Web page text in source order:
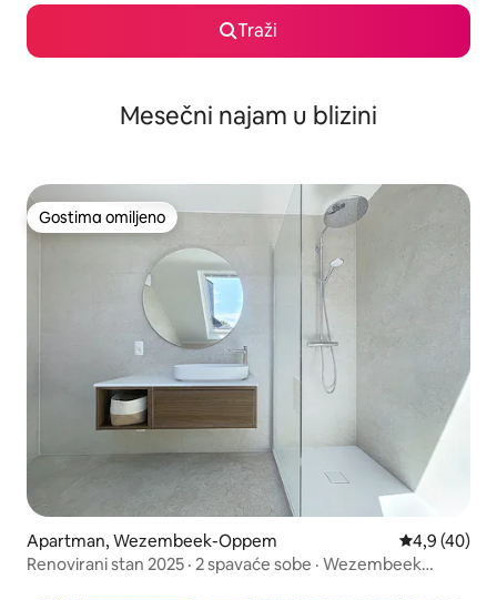
Traži
Mesečni najam u blizini
Gostima omiljeno
Gostima omiljeno
Apartman, Wezembeek-Oppem Prosečna
4,9 (40)
Renovirani stan 2025 · 2 spavaće sobe · Wezembeek